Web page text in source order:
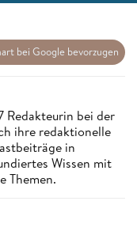
bei Google bevorzugen
Redakteurin bei der
ihre redaktionelle
in
Wissen mit
Themen.